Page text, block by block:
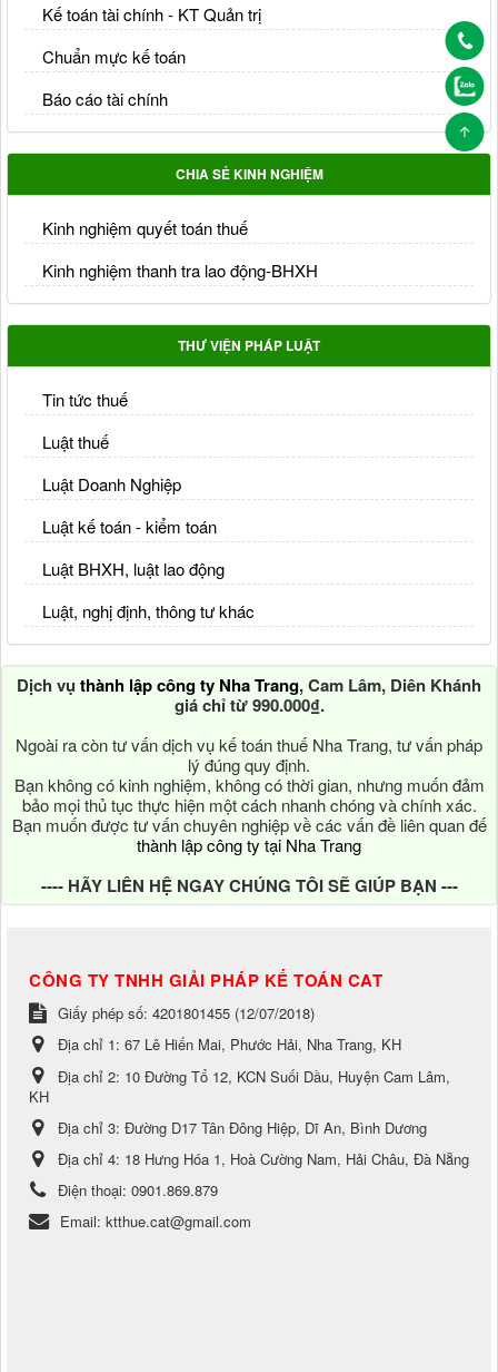
Kế toán tài chính - KT Quản trị
Chuẩn mực kế toán
Báo cáo tài chính
CHIA SẺ KINH NGHIỆM
Kinh nghiệm quyết toán thuế
Kinh nghiệm thanh tra lao động-BHXH
THƯ VIỆN PHÁP LUẬT
Tin tức thuế
Luật thuế
Luật Doanh Nghiệp
Luật kế toán - kiểm toán
Luật BHXH, luật lao động
Luật, nghị định, thông tư khác
Dịch vụ thành lập công ty Nha Trang, Cam Lâm, Diên Khánh
giá chỉ từ 990.000₫.
Ngoài ra còn tư vấn dịch vụ kế toán thuế Nha Trang, tư vấn pháp
lý đúng quy định.
Bạn không có kinh nghiệm, không có thời gian, nhưng muốn đảm
bảo mọi thủ tục thực hiện một cách nhanh chóng và chính xác.
Bạn muốn được tư vấn chuyên nghiệp về các vấn đề liên quan đế
thành lập công ty tại Nha Trang
---- HÃY LIÊN HỆ NGAY CHÚNG TÔI SẼ GIÚP BẠN ---
CÔNG TY TNHH GIẢI PHÁP KẾ TOÁN CAT
Giấy phép số: 4201801455 (12/07/2018)
Địa chỉ 1: 67 Lê Hiến Mai, Phước Hải, Nha Trang, KH
Địa chỉ 2: 10 Đường Tổ 12, KCN Suối Dầu, Huyện Cam Lâm,
KH
Địa chỉ 3: Đường D17 Tân Đông Hiệp, Dĩ An, Bình Dương
Địa chỉ 4: 18 Hưng Hóa 1, Hoà Cường Nam, Hải Châu, Đà Nẵng
Điện thoại: 0901.869.879
Email: ktthue.cat@gmail.com